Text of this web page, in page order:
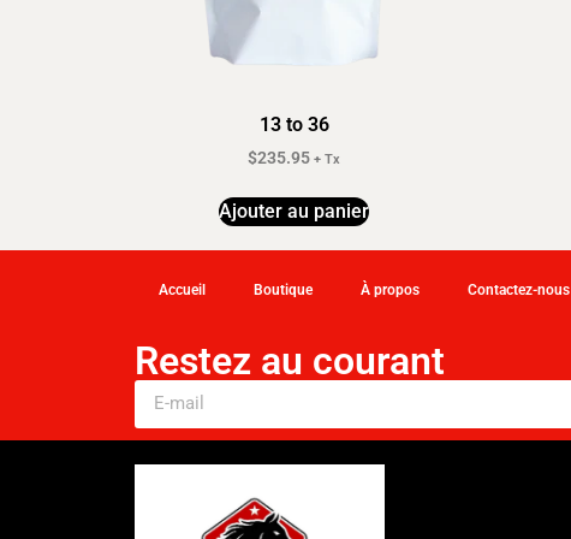
13 to 36
$235.95 + Tx
Ajouter au panier
Accueil Boutique À propos Contactez-nous
Restez au courant